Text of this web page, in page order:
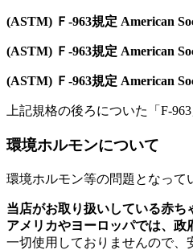
(ASTM) Ｆ-963規定 American
(ASTM) Ｆ-963規定 American
(ASTM) Ｆ-963規定 American
上記規格の後ろについた「F-
環境ホルモンについて
環境ホルモン等の問題となって
当店がお取り扱いしている赤ち
アメリカやヨーロッパでは、政
一切使用しておりませんので、